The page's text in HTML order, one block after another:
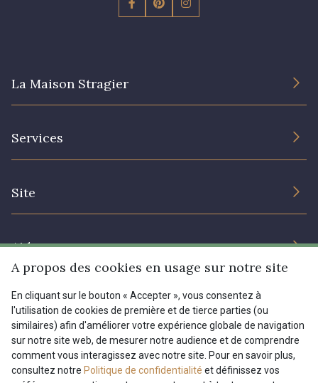
La Maison Stragier
Services
Site
Prix réduits
Magazine
Aide
Livraison : France, Belgique, International
Retours & réclamations
FAQ - Questions fréquentes
Modes de paiements
Menu
Tous nos tissus
Magazine
FR EN
A propos des cookies en usage sur notre site
En cliquant sur le bouton « Accepter », vous consentez à
l'utilisation de cookies de première et de tierce parties (ou
similaires) afin d'améliorer votre expérience globale de navigation
sur notre site web, de mesurer notre audience et de comprendre
comment vous interagissez avec notre site. Pour en savoir plus,
consultez notre Politique de confidentialité et définissez vos